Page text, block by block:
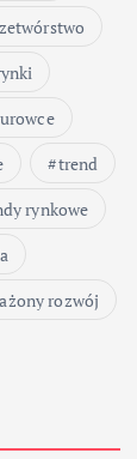
trend
rynkowe
rozwój